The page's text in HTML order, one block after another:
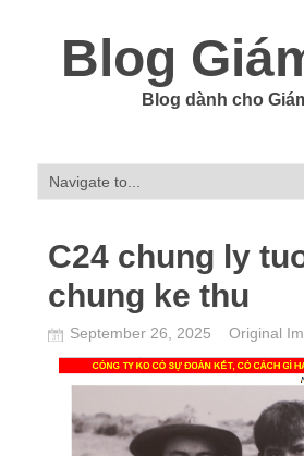
Blog
Blog dành cho
C24 chung ly
chung ke thu
September 26, 2025 Original